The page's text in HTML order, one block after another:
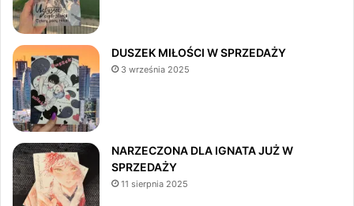
k
DUSZEK MIŁOŚCI W SPRZEDAŻY
3 września 2025
NARZECZONA DLA IGNATA JUŻ W
SPRZEDAŻY
11 sierpnia 2025